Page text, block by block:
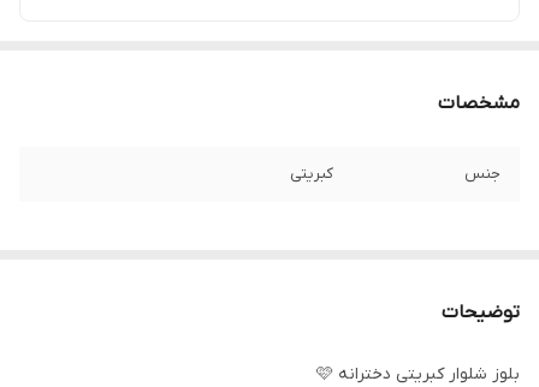
مشخصات
جنس کبریتی
توضیحات
بلوز شلوار کبریتی دخترانه 🩷